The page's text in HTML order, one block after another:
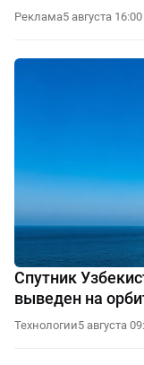
Реклама5 августа 16:00
Спутник
выведен на
Технологии5 августа